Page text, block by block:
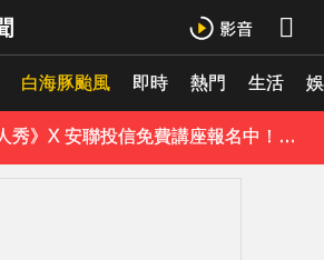
白海豚颱風 即時 熱門 生活白海豚進逼會放颱風假？全台各縣市暴風侵襲率曝
《理財達人秀》X 安聯投信免費講座報名中！搶先卡位 2027